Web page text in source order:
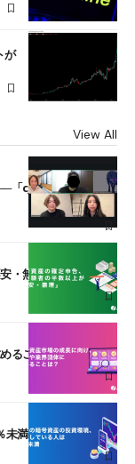
が
View All
「cJPY」とAIの融合
・無理」
ることは？
未満